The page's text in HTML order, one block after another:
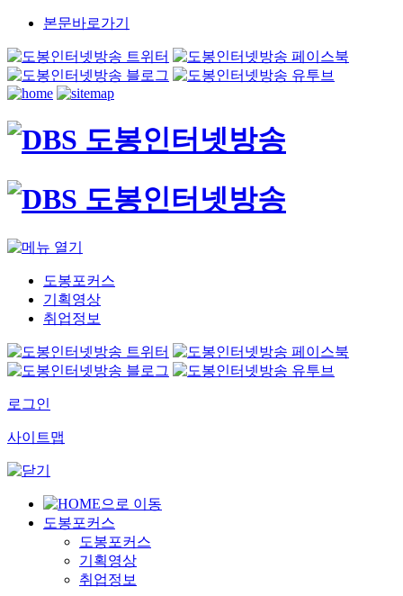
본문바로가기
도봉포커스
기획영상
취업정보
로그인
사이트맵
도봉포커스
도봉포커스
기획영상
취업정보